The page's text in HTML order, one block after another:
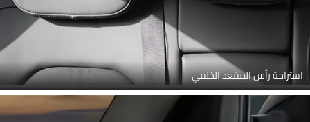
استراحة رأس المقعد الخلفي